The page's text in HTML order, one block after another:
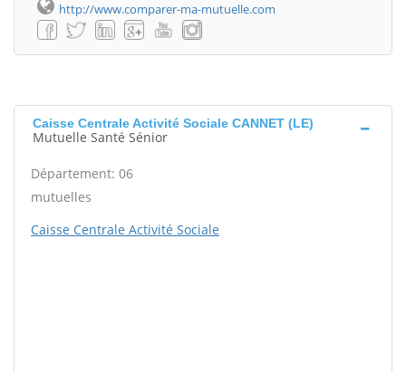
http://www.comparer-ma-mutuelle.com
Caisse Centrale Activité Sociale CANNET (LE)
Mutuelle Santé Sénior
Département: 06
mutuelles
Caisse Centrale Activité Sociale